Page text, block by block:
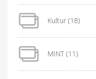
Kultur (18)
MINT(11)